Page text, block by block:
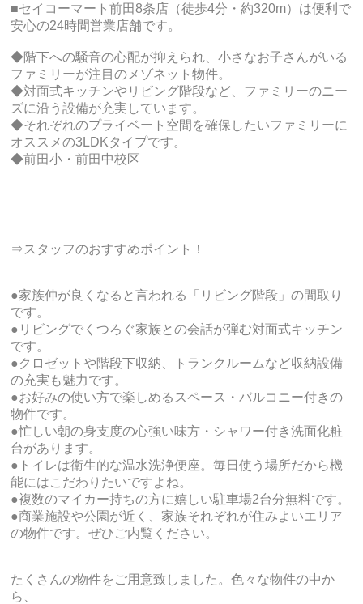
■セイコーマート前田8条店（徒歩4分・約320m）は便利で
安心の24時間営業店舗です。
◆階下への騒音の心配が抑えられ、小さなお子さんがいる
ファミリーが注目のメゾネット物件。
◆対面式キッチンやリビング階段など、ファミリーのニー
ズに沿う設備が充実しています。
◆それぞれのプライベート空間を確保したいファミリーに
オススメの3LDKタイプです。
◆前田小・前田中校区
⇒スタッフのおすすめポイント！
●家族仲が良くなると言われる「リビング階段」の間取り
です。
●リビングでくつろぐ家族との会話が弾む対面式キッチン
です。
●クロゼットや階段下収納、トランクルームなど収納設備
の充実も魅力です。
●お好みの使い方で楽しめるスペース・バルコニー付きの
物件です。
●忙しい朝の身支度の心強い味方・シャワー付き洗面化粧
台があります。
●トイレは衛生的な温水洗浄便座。毎日使う場所だから機
能にはこだわりたいですよね。
●複数のマイカー持ちの方に嬉しい駐車場2台分無料です。
●商業施設や公園が近く、家族それぞれが住みよいエリア
の物件です。ぜひご内覧ください。
たくさんの物件をご用意致しました。色々な物件の中か
ら、